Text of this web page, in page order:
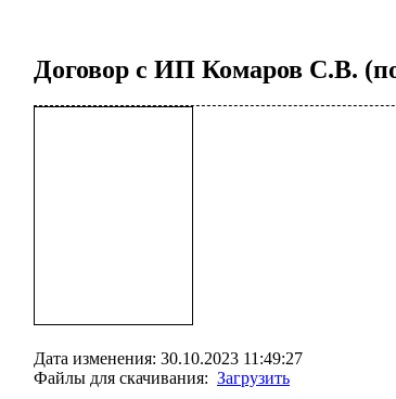
Договор с ИП Комаров С.В.
Дата изменения: 30.10.2023 11:49:27
Файлы для скачивания: Загрузить